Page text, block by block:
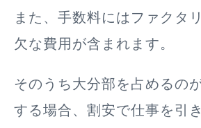
また、手数料にはファクタ
欠な費用が含まれます。
そのうち大分部を占めるの
する場合、割安で仕事を引